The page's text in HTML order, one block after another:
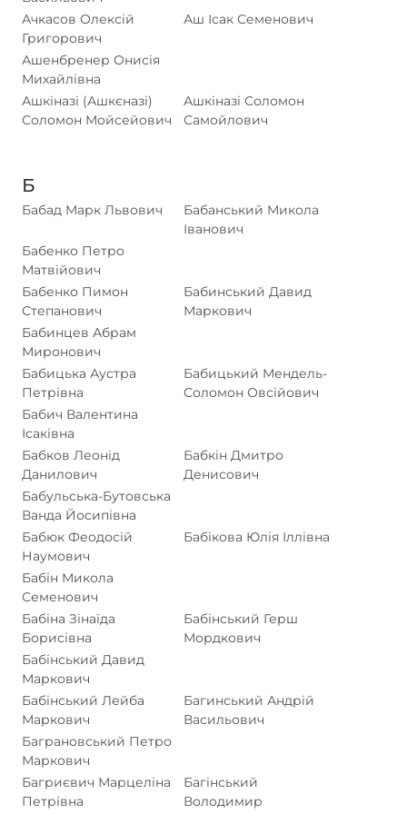
Ачкасов Олексій
Григорович
Аш Ісак Семенович
Ашенбренер Онисія
Михайлівна
Ашкіназі (Ашкєназі)
Соломон Мойсейович
Ашкіназі Соломон
Самойлович
Б
Бабад Марк Львович
Бабанський Микола
Іванович
Бабенко Петро
Матвійович
Бабенко Пимон
Степанович
Бабинський Давид
Маркович
Бабинцев Абрам
Миронович
Бабицька Аустра
Петрівна
Бабицький Мендель-
Соломон Овсійович
Бабич Валентина
Ісаківна
Бабков Леонід
Данилович
Бабкін Дмитро
Денисович
Бабульська-Бутовська
Ванда Йосипівна
Бабюк Феодосій
Наумович
Бабікова Юлія Іллівна
Бабін Микола
Семенович
Бабіна Зінаїда
Борисівна
Бабінський Герш
Мордкович
Бабінський Давид
Маркович
Бабінський Лейба
Маркович
Багинський Андрій
Васильович
Баграновський Петро
Маркович
Багриєвич Марцеліна
Петрівна
Багінський
Володимир